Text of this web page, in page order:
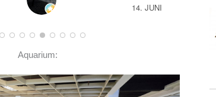
14. JUNI 2026
Aquarium: